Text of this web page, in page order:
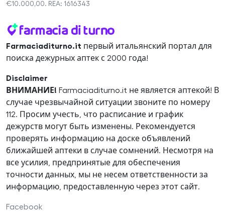
€10.000,00. REA: 1616343
Farmaciaditurno.it первый итальянский портал для
поиска дежурных аптек с 2000 года!
Disclaimer
ВНИМАНИЕ! Farmaciaditurno.it не является аптекой! В
случае чрезвычайной ситуации звоните по номеру
112. Просим учесть, что расписание и график
дежурств могут быть изменены. Рекомендуется
проверять информацию на доске объявлений
ближайшей аптеки в случае сомнений. Несмотря на
все усилия, предпринятые для обеспечения
точности данных, мы не несем ответственности за
информацию, предоставленную через этот сайт.
Facebook